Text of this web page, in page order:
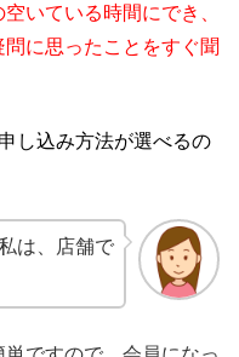
いている時間にでき、
に思ったことをすぐ聞
し込み方法が選べるの
は、店舗で